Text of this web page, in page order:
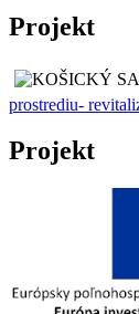
Projekt
prostrediu-
Projekt